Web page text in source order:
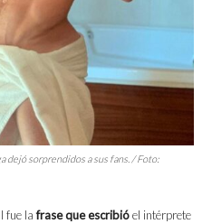
dejó sorprendidos a sus fans . / Foto:
fue lafrase que escribióel intérprete